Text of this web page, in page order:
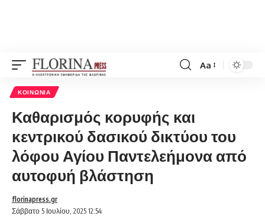
Font
Aa
ΚΟΙΝΩΝΊΑ
Καθαρισμός κορυφής και
κεντρικού δασικού δικτύου του
λόφου Αγίου Παντελεήμονα από
αυτοφυή βλάστηση
Σάββατο 5 Ιουλίου, 2025 12:54
florinapress.gr